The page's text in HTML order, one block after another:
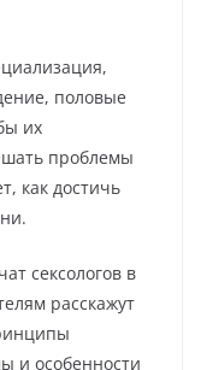
половые
их
проблемы
как достичь
сексологов в
расскажут
и особенности